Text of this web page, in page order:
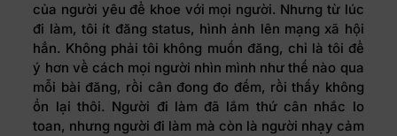
của người yêu để khoe với mọi người. Nhưng từ lúc
đi làm, tôi ít đăng status, hình ảnh lên mạng xã hội
hẳn. Không phải tôi không muốn đăng, chỉ là tôi để
ý hơn về cách mọi người nhìn mình như thế nào qua
mỗi bài đăng, rồi cân đong đo đếm, rồi thấy không
ổn lại thôi. Người đi làm đã lắm thứ cân nhắc lo
toan, nhưng người đi làm mà còn là người nhạy cảm